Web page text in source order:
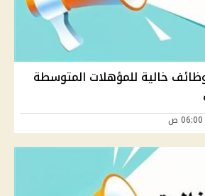
خالية للمؤهلات المتوسطة